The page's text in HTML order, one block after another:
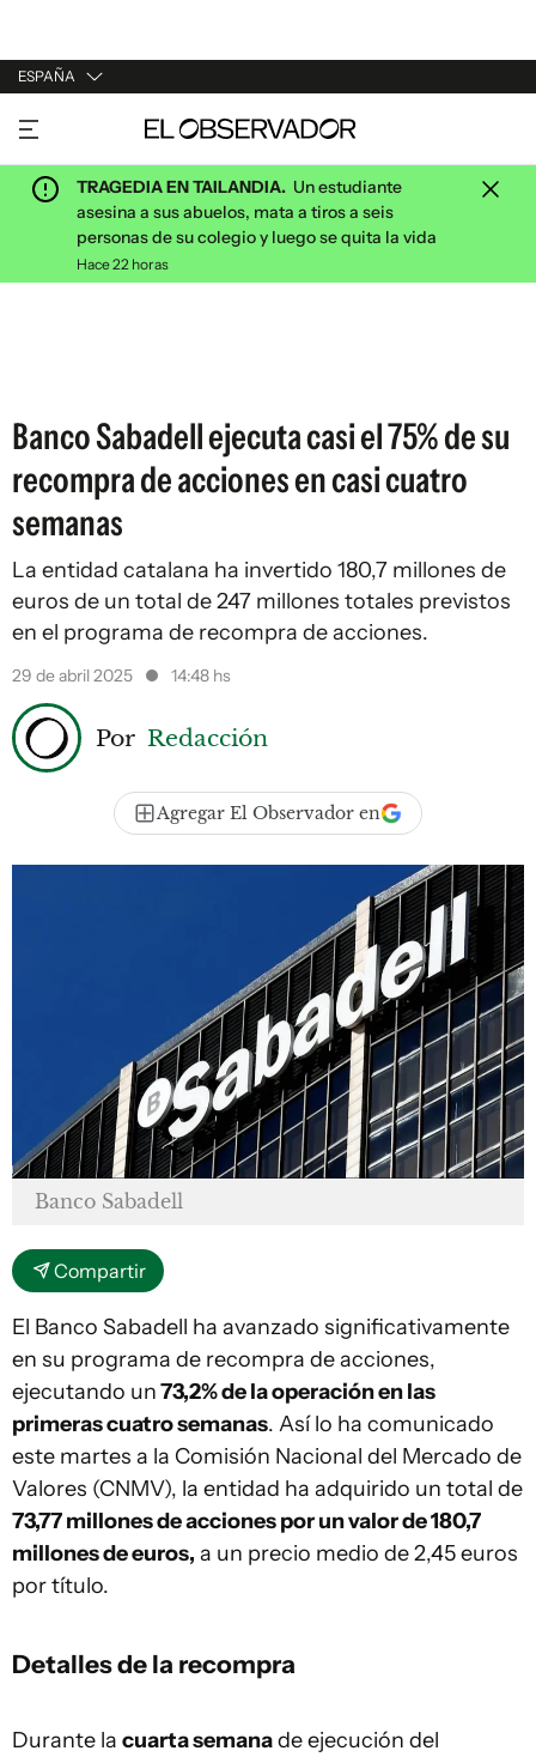
ESPAÑA
URUGUAY
ARGENTINA
ESPAÑA
ESTADOS UNIDOS
TRAGEDIA EN TAILANDIA. Un estudiante
asesina a sus abuelos, mata a tiros a seis
personas de su colegio y luego se quita la vida
Hace 22 horas
Banco Sabadell ejecuta casi el 75% de su
recompra de acciones en casi cuatro
semanas
La entidad catalana ha invertido 180,7 millones de
euros de un total de 247 millones totales previstos
en el programa de recompra de acciones.
29 de abril 2025 14:48 hs
Por Redacción
Agregar El Observador en
Banco Sabadell
Compartir
El Banco Sabadell ha avanzado significativamente
en su programa de recompra de acciones,
ejecutando un73,2% de la operación en las
primeras cuatro semanas. Así lo ha comunicado
este martes a la Comisión Nacional del Mercado de
Valores (CNMV), la entidad ha adquirido un total de
73,77 millones de acciones por un valor de 180,7
millones de euros, a un precio medio de 2,45 euros
por título.
Detalles de la recompra
Durante la cuarta semanade ejecución del